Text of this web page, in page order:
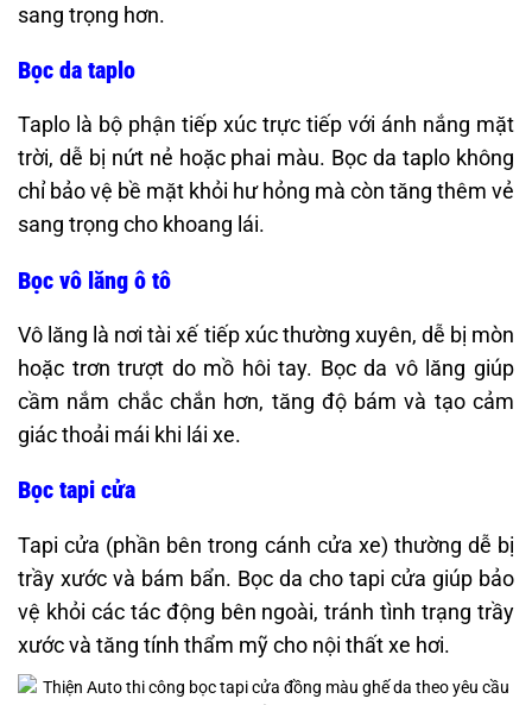
sang trọng hơn.
Bọc da taplo
Taplo là bộ phận tiếp xúc trực tiếp với ánh nắng mặt
trời, dễ bị nứt nẻ hoặc phai màu. Bọc da taplo không
chỉ bảo vệ bề mặt khỏi hư hỏng mà còn tăng thêm vẻ
sang trọng cho khoang lái.
Bọc vô lăng ô tô
Vô lăng là nơi tài xế tiếp xúc thường xuyên, dễ bị mòn
hoặc trơn trượt do mồ hôi tay. Bọc da vô lăng giúp
cầm nắm chắc chắn hơn, tăng độ bám và tạo cảm
giác thoải mái khi lái xe. ​
Bọc tapi cửa
Tapi cửa (phần bên trong cánh cửa xe) thường dễ bị
trầy xước và bám bẩn. Bọc da cho tapi cửa giúp bảo
vệ khỏi các tác động bên ngoài, tránh tình trạng trầy
xước và tăng tính thẩm mỹ cho nội thất xe hơi.